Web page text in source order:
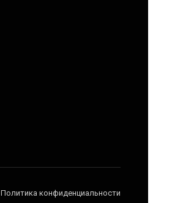
Политика конфиденциальности